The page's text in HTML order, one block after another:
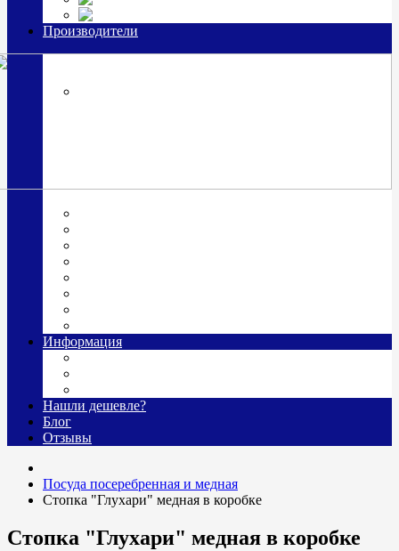
Производители
Информация
Нашли дешевле?
Блог
Отзывы
Посуда посеребренная и медная
Стопка "Глухари" медная в коробке
Стопка "Глухари" медная в коробке